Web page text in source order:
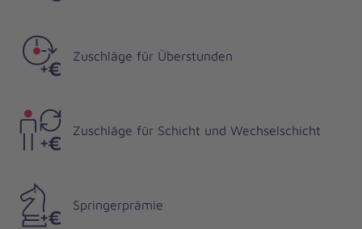
Zuschläge für Überstunden
Zuschläge für Schicht und Wechselschicht
Springerprämie